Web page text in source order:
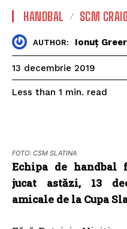
HANDBAL SCM
AUTHOR: Ionuț
13 decembrie 2019
Less than 1 min. read
FOTO: CSM SLATINA
Echipa de handbal
jucat astăzi, 13
amicale de la Cupa